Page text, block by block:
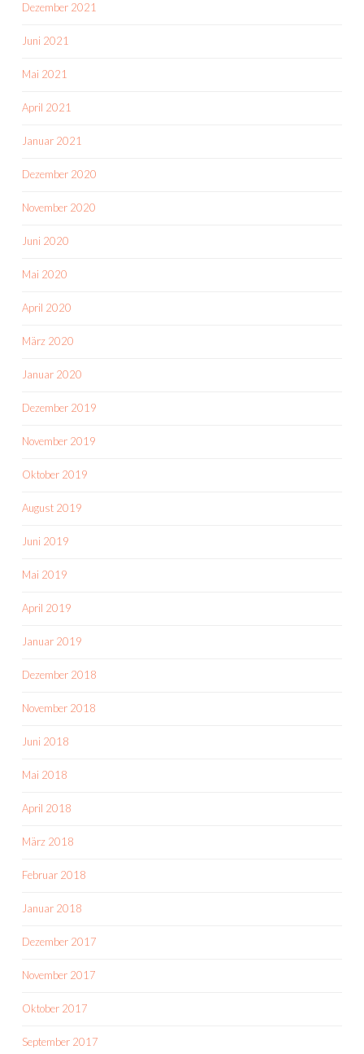
Dezember 2021
Juni 2021
Mai 2021
April 2021
Januar 2021
Dezember 2020
November 2020
Juni 2020
Mai 2020
April 2020
März 2020
Januar 2020
Dezember 2019
November 2019
Oktober 2019
August 2019
Juni 2019
Mai 2019
April 2019
Januar 2019
Dezember 2018
November 2018
Juni 2018
Mai 2018
April 2018
März 2018
Februar 2018
Januar 2018
Dezember 2017
November 2017
Oktober 2017
September 2017